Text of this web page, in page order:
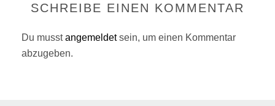
SCHREIBE EINEN KOMMENTAR
Du musstangemeldetsein, um einen Kommentar
abzugeben.